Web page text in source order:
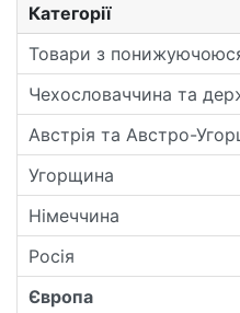
Категорії
Товари з
Чехословаччина та
Австрія та Австро-
Угорщина
Німеччина
Росія
Європа